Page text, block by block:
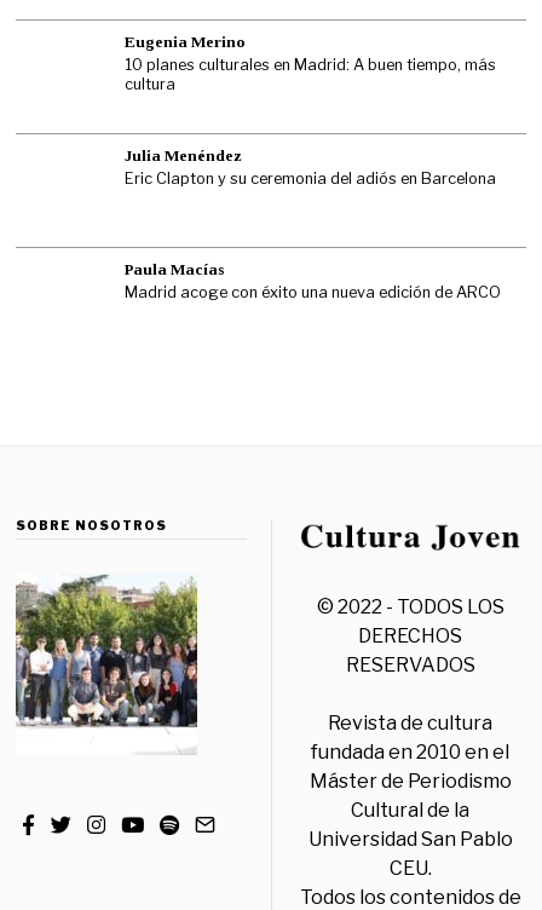
Eugenia Merino
10 planes culturales en Madrid: A buen tiempo, más
cultura
Julia Menéndez
Eric Clapton y su ceremonia del adiós en Barcelona
Paula Macías
Madrid acoge con éxito una nueva edición de ARCO
SOBRE NOSOTROS
© 2022 - TODOS LOS
DERECHOS
RESERVADOS
Revista de cultura
fundada en 2010 en el
Máster de Periodismo
Cultural de la
Universidad San Pablo
CEU.
Todos los contenidos de